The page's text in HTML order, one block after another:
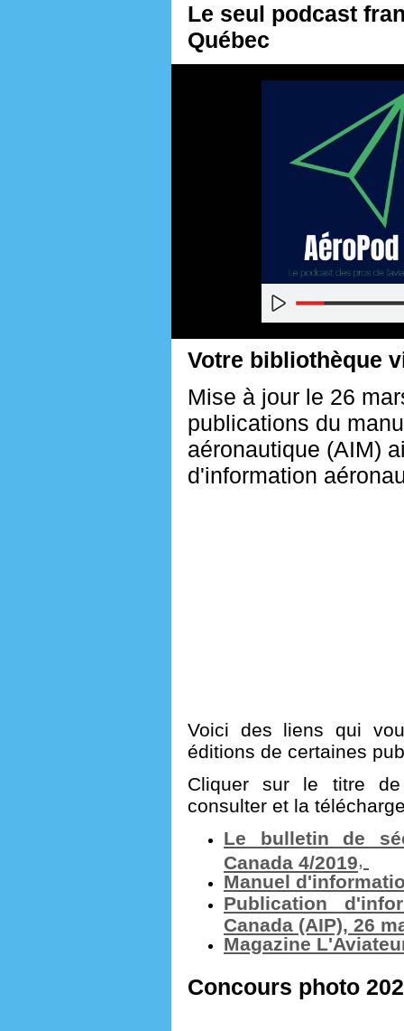
Le seul podcast
Québec
Votre bibliothèque
Mise à jour le 26
publications du
aéronautique (AIM)
d'information
Voici des liens qui
éditions de certaines
Cliquer sur le titre
consulter et la
Le bulletin de
Canada 4/2019,
Manuel
Publication
Canada (AIP), 26
Magazine
Concours photo